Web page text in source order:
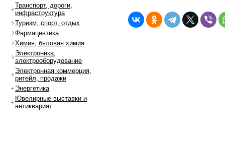
Транспорт, дороги,
инфраструктура
Туризм, спорт, отдых
Фармацевтика
Химия, бытовая химия
Электроника,
электрооборудование
Электронная коммерция,
ритейл, продажи
Энергетика
Ювелирные выставки и
антиквариат